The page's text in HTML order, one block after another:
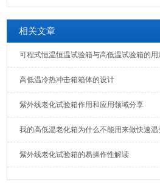
相关文章
可程式恒温恒温试验箱与高低温试验箱的用
高低温冷热冲击箱箱体的设计
紫外线老化试验箱作用和应用领域分享
我的高低温老化箱为什么不能用来做快速
紫外线老化试验箱的易操作性解读